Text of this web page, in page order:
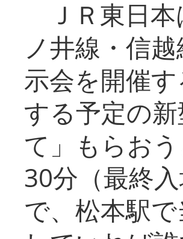
ＪＲ東日本
ノ井線・信
示会を開催
する予定の
て」もらお
30分（最終
で、松本駅